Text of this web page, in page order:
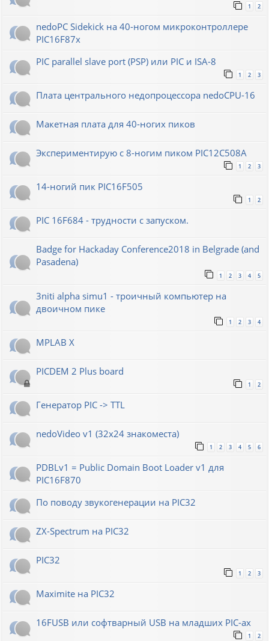
1 2
nedoPC Sidekick на 40-ногом микроконтроллере
PIC16F87x
PIC parallel slave port (PSP) или PIC и ISA-8
1 2 3
Плата центрального недопроцессора nedoCPU-16
Макетная плата для 40-ногих пиков
Экспериментирую с 8-ногим пиком PIC12C508A
1 2 3
14-ногий пик PIC16F505
1 2
PIC 16F684 - трудности с запуском.
Badge for Hackaday Conference2018 in Belgrade (and
Pasadena)
1 2 3 4 5
3niti alpha simu1 - троичный компьютер на
двоичном пике
1 2 3 4
MPLAB X
PICDEM 2 Plus board
1 2
Генератор РIС -> TTL
nedoVideo v1 (32x24 знакоместа)
1 2 3 4 5 6
PDBLv1 = Public Domain Boot Loader v1 для
PIC16F870
По поводу звукогенерации на PIC32
ZX-Spectrum на PIC32
PIC32
1 2 3
Maximite на PIC32
16FUSB или софтварный USB на младших PIC-ах
1 2